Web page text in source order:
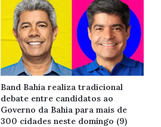
Band Bahia realiza tradicional
debate entre candidatos ao
Governo da Bahia para mais de
300 cidades neste domingo (9)